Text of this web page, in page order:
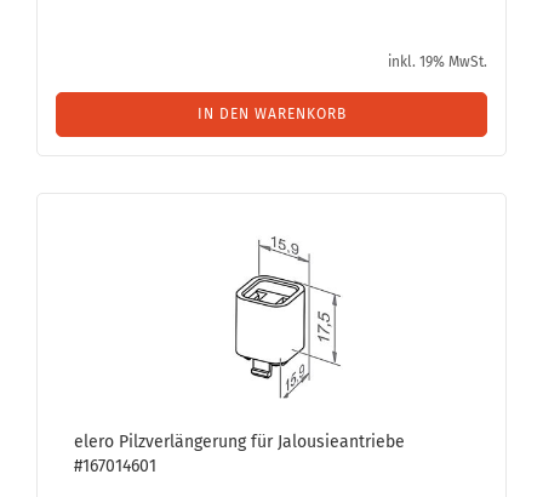
inkl. 19% MwSt.
IN DEN WARENKORB
elero Pilz­ver­län­ge­rung für Ja­lou­sie­an­trie­be
#167014601